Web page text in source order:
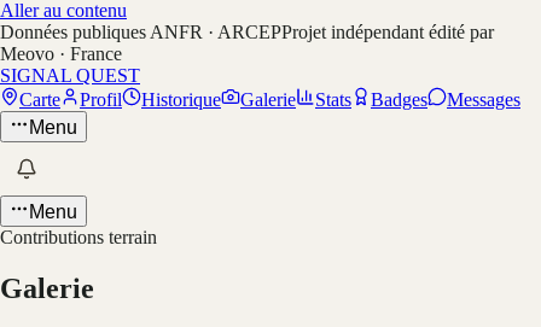
Aller au contenu
Données publiques ANFR · ARCEPProjet indépendant édité par
Meovo · France
SIGNAL QUEST
Carte
Profil Historique Galerie Stats Badges
Messages
Menu
Menu
Contributions terrain
Galerie